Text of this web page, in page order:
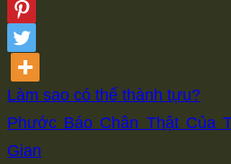
Làm sao có thể thành tựu?
Phước Báo Chân Thật Của
Gian